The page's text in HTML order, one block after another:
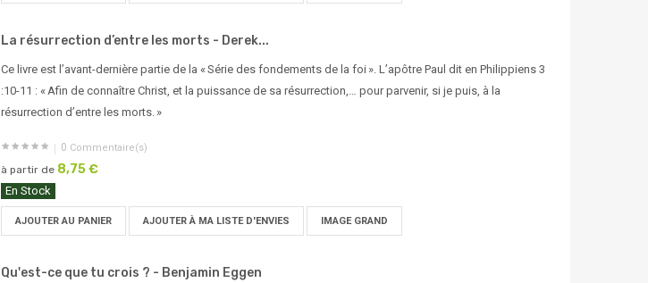
La résurrection d’entre les morts - Derek...
Ce livre est l’avant-dernière partie de la « Série des fondements de la foi ». L’apôtre Paul dit en Philippiens 3
:10-11 : « Afin de connaître Christ, et la puissance de sa résurrection,… pour parvenir, si je puis, à la
résurrection d’entre les morts. »
0 Commentaire(s)
à partir de 8,75 €
En Stock
AJOUTER AU PANIER AJOUTER À MA LISTE D'ENVIES IMAGE GRAND
Qu'est-ce que tu crois ? - Benjamin Eggen